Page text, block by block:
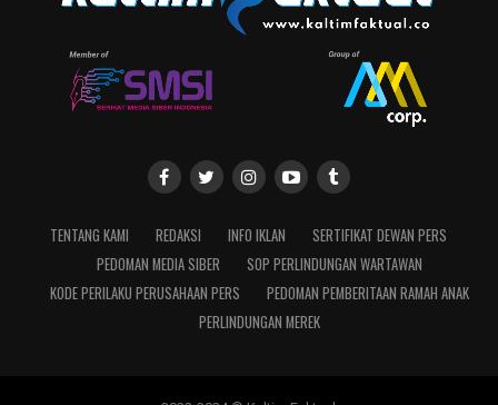
TENTANG KAMI REDAKSI INFO IKLAN
SERTIFIKAT DEWAN PERS
PEDOMAN MEDIA SIBER
SOP PERLINDUNGAN WARTAWAN
KODE PERILAKU PERUSAHAAN PERS
PEDOMAN PEMBERITAAN RAMAH ANAK
PERLINDUNGAN MEREK